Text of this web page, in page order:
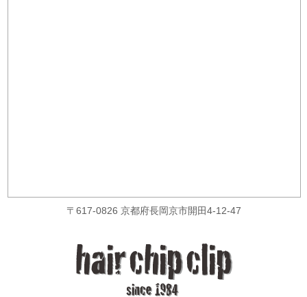
〒617-0826 京都府長岡京市開田4-12-47